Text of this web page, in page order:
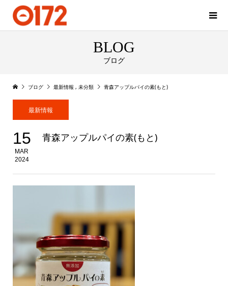
BLOG
ブログ
ブログ 最新情報 , 未分類 青森アップルパイの素(もと)
最新情報
15
MAR
2024
青森アップルパイの素(もと)